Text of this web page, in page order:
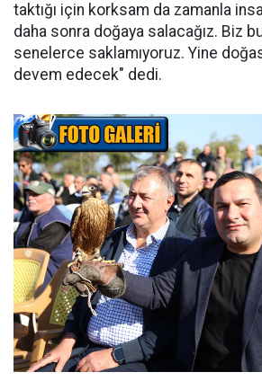
taktığı için korksam da zamanla
daha sonra doğaya salacağız. Biz
senelerce saklamıyoruz. Yine
devem edecek" dedi.